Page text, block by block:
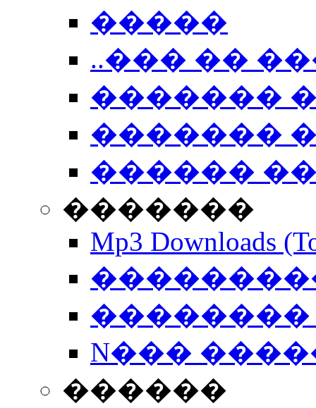
�����
..��� ��
�������
�������
������
�������
Mp3 Downloads
��������
N���
������